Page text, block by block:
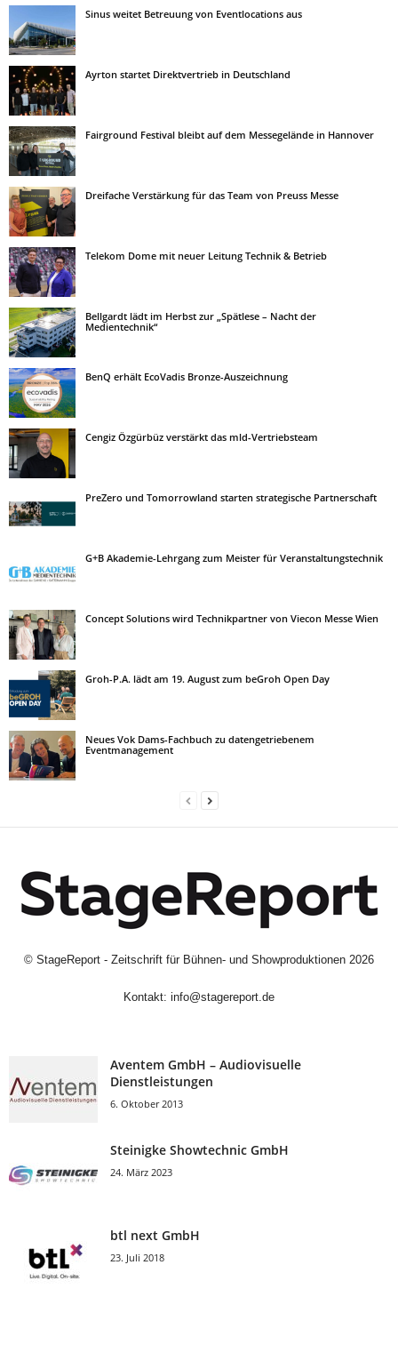
Sinus weitet Betreuung von Eventlocations aus
Ayrton startet Direktvertrieb in Deutschland
Fairground Festival bleibt auf dem Messegelände in Hannover
Dreifache Verstärkung für das Team von Preuss Messe
Telekom Dome mit neuer Leitung Technik & Betrieb
Bellgardt lädt im Herbst zur „Spätlese – Nacht der
Medientechnik“
BenQ erhält EcoVadis Bronze-Auszeichnung
Cengiz Özgürbüz verstärkt das mld-Vertriebsteam
PreZero und Tomorrowland starten strategische Partnerschaft
G+B Akademie-Lehrgang zum Meister für Veranstaltungstechnik
Concept Solutions wird Technikpartner von Viecon Messe Wien
Groh-P.A. lädt am 19. August zum beGroh Open Day
Neues Vok Dams-Fachbuch zu datengetriebenem
Eventmanagement
© StageReport - Zeitschrift für Bühnen- und Showproduktionen 2026
Kontakt: info@stagereport.de
Aventem GmbH – Audiovisuelle
Dienstleistungen
6. Oktober 2013
Steinigke Showtechnic GmbH
24. März 2023
btl next GmbH
23. Juli 2018